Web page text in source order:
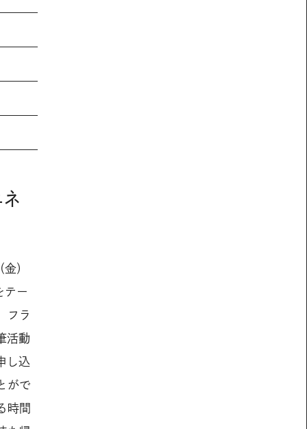
）
テー
フラ
活動
し込
がで
時間